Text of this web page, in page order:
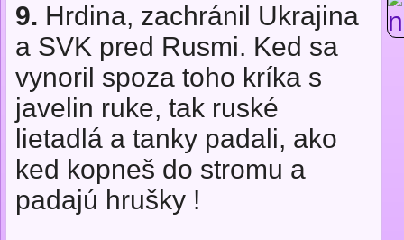
9. Hrdina, zachránil Ukrajina
a SVK pred Rusmi. Ked sa
vynoril spoza toho kríka s
javelin ruke, tak ruské
lietadlá a tanky padali, ako
ked kopneš do stromu a
padajú hrušky !